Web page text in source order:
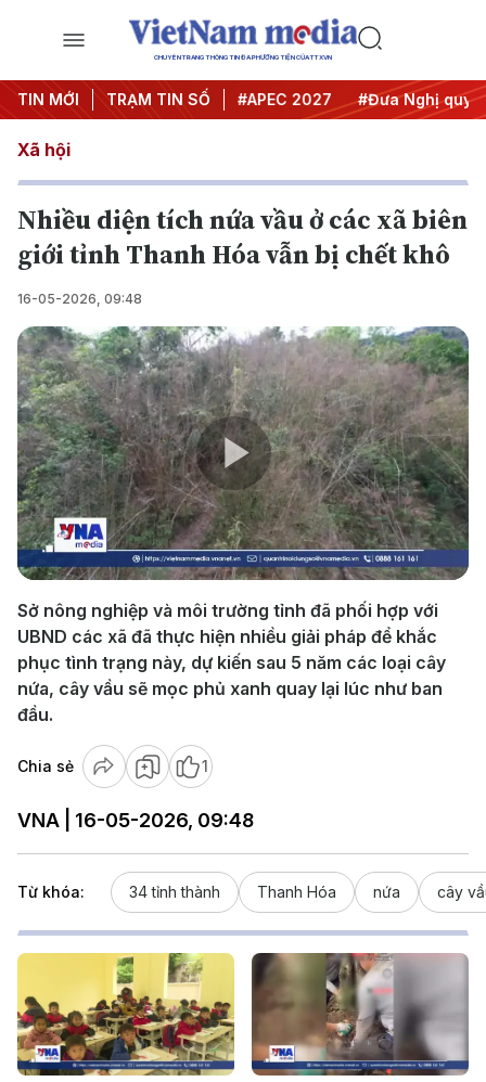
CHUYÊN TRANG THÔNG TIN ĐA PHƯƠNG TIỆN CỦA TTXVN
TIN MỚI TRẠM TIN SỐ
#Hội nghị Trung ương 3 #APEC 2027 #Đưa Nghị quyết
Xã hội
Nhiều diện tích nứa vầu ở các xã biên
giới tỉnh Thanh Hóa vẫn bị chết khô
16-05-2026, 09:48
Play
Video
Sở nông nghiệp và môi trường tỉnh đã phối hợp với
UBND các xã đã thực hiện nhiều giải pháp để khắc
phục tình trạng này, dự kiến sau 5 năm các loại cây
nứa, cây vầu sẽ mọc phủ xanh quay lại lúc như ban
đầu.
Chia sẻ 1
VNA | 16-05-2026, 09:48
Từ khóa: 34 tỉnh thành Thanh Hóa nứa cây